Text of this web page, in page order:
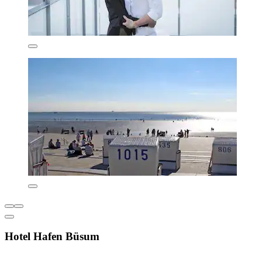
Hotel Hafen Büsum